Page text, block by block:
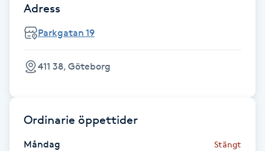
Gel naglar
Gelenaglar
Gellack
Gellack med förstärkning
Adress
Parkgatan 19
411 38, Göteborg
Ordinarie öppettider
Måndag Stängt